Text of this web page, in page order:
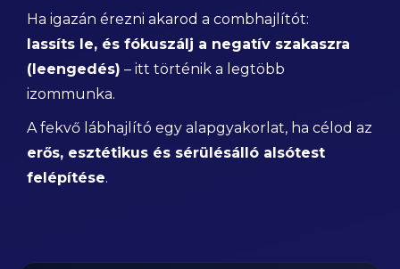
Ha igazán érezni akarod a combhajlítót:
lassíts le, és fókuszálj a negatív szakaszra
(leengedés) – itt történik a legtöbb
izommunka.
A fekvő lábhajlító egy alapgyakorlat, ha célod az
erős, esztétikus és sérülésálló alsótest
felépítése.